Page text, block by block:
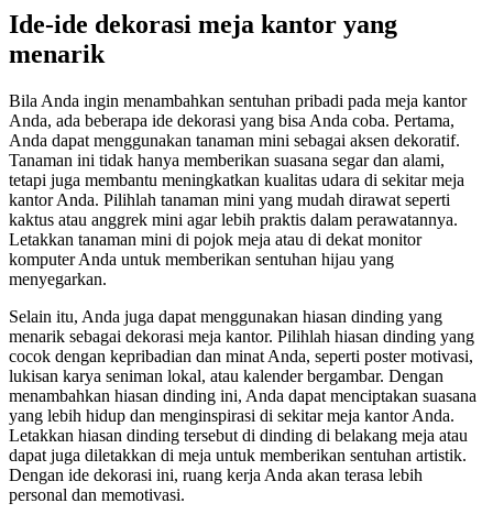
Ide-ide dekorasi meja kantor yang
menarik
Bila Anda ingin menambahkan sentuhan pribadi pada meja kantor
Anda, ada beberapa ide dekorasi yang bisa Anda coba. Pertama,
Anda dapat menggunakan tanaman mini sebagai aksen dekoratif.
Tanaman ini tidak hanya memberikan suasana segar dan alami,
tetapi juga membantu meningkatkan kualitas udara di sekitar meja
kantor Anda. Pilihlah tanaman mini yang mudah dirawat seperti
kaktus atau anggrek mini agar lebih praktis dalam perawatannya.
Letakkan tanaman mini di pojok meja atau di dekat monitor
komputer Anda untuk memberikan sentuhan hijau yang
menyegarkan.
Selain itu, Anda juga dapat menggunakan hiasan dinding yang
menarik sebagai dekorasi meja kantor. Pilihlah hiasan dinding yang
cocok dengan kepribadian dan minat Anda, seperti poster motivasi,
lukisan karya seniman lokal, atau kalender bergambar. Dengan
menambahkan hiasan dinding ini, Anda dapat menciptakan suasana
yang lebih hidup dan menginspirasi di sekitar meja kantor Anda.
Letakkan hiasan dinding tersebut di dinding di belakang meja atau
dapat juga diletakkan di meja untuk memberikan sentuhan artistik.
Dengan ide dekorasi ini, ruang kerja Anda akan terasa lebih
personal dan memotivasi.